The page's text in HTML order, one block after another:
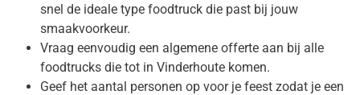
snel de ideale type foodtruck die past bij jouw
smaakvoorkeur.
Vraag eenvoudig een algemene offerte aan bij alle
foodtrucks die tot in Vinderhoute komen.
Geef het aantal personen op voor je feest zodat je een